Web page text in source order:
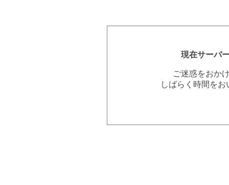
現在サーバ
ご迷惑をおか
しばらく時間を